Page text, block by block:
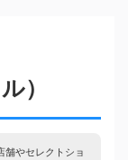
）
舗やセレクトショ